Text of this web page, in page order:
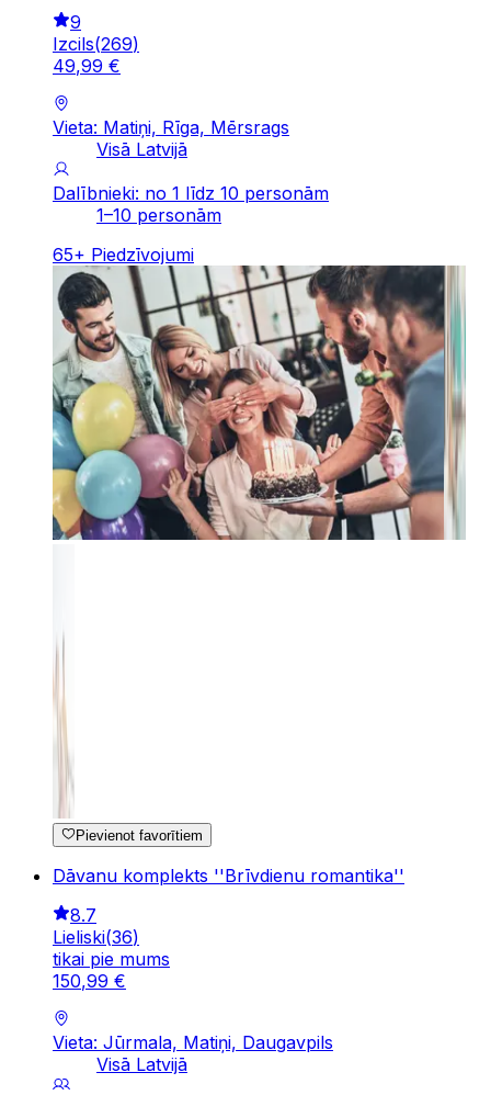
9
Izcils(269)
49,99 €
Vieta: Matiņi, Rīga, Mērsrags
Visā Latvijā
Dalībnieki: no 1 līdz 10 personām
1–10 personām
65+ Piedzīvojumi
Pievienot favorītiem
Dāvanu komplekts ''Brīvdienu romantika''
8.7
Lieliski(36)
tikai pie mums
150,99 €
Vieta: Jūrmala, Matiņi, Daugavpils
Visā Latvijā